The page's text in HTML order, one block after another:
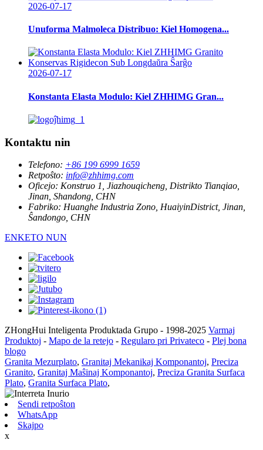
2026-07-17
Unuforma Malmoleca Distribuo: Kiel Homogena...
2026-07-17
Konstanta Elasta Modulo: Kiel ZHHIMG Gran...
Kontaktu nin
Telefono: +86 199 6999 1659
Retpoŝto: info@zhhimg.com
Oficejo: Konstruo 1, Jiazhouqicheng, Distrikto Tianqiao,
Jinan, Shandong, CHN
Fabriko: Huanghe Industria Zono, HuaiyinDistrict, Jinan,
Ŝandongo, CHN
ENKETO NUN
ZHongHui Inteligenta Produktada Grupo - 1998-2025 Varmaj
Produktoj - Mapo de la retejo - Regularo pri Privateco - Plej bona
blogo
Granita Mezurplato, Granitaj Mekanikaj Komponantoj, Preciza
Granito, Granitaj Maŝinaj Komponantoj, Preciza Granita Surfaca
Plato, Granita Surfaca Plato,
Sendi retpoŝton
WhatsApp
Skajpo
x